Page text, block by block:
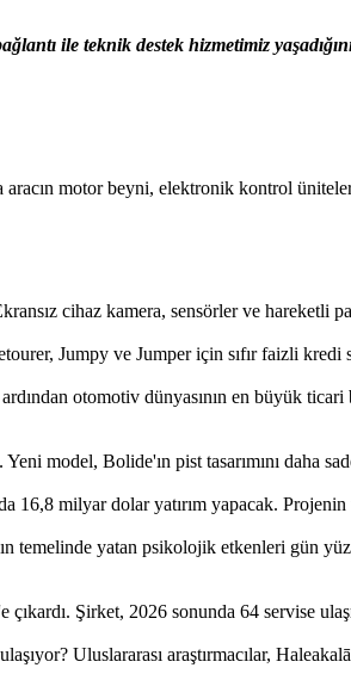
ile teknik destek hizmetimiz
motor beyni, elektronik kontrol
cihaz kamera, sensörler ve hareketli
Jumpy ve Jumper için sıfır faizli kredi
otomotiv dünyasının en büyük
model, Bolide'ın pist tasarımını daha
16,8 milyar dolar yatırım yapacak.
temelinde yatan psikolojik etkenleri gün
Şirket, 2026 sonunda 64 servise
Uluslararası araştırmacılar,